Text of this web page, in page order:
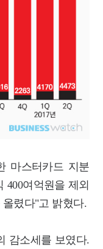
마스터카드 지분
400여억원을 제외
렸다"고 밝혔다.
감소세를 보였다.